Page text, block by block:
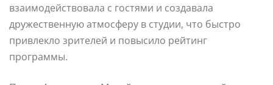
взаимодействовала с гостями и создавала
дружественную атмосферу в студии, что быстро
привлекло зрителей и повысило рейтинг
программы.